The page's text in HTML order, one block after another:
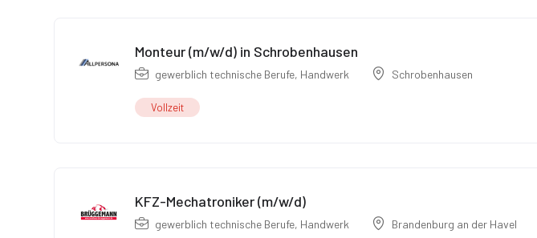
Monteur (m/w/d) in Schrobenhausen
gewerblich technische Berufe, Handwerk Schrobenhausen
Vollzeit
KFZ-Mechatroniker (m/w/d)
gewerblich technische Berufe, Handwerk Brandenburg an der Havel